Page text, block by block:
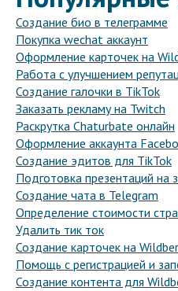
Создание био в телеграмме
Покупка wechat аккаунт
Оформление карточек на
Работа с улучшением
Создание галочки в TikTok
Заказать рекламу на Twitch
Раскрутка Chaturbate онлайн
Оформление аккаунта
Создание эдитов для TikTok
Подготовка презентаций на
Создание чата в Telegram
Определение стоимости
Удалить тик ток
Создание карточек на
Помощь с регистрацией и
Создание контента для